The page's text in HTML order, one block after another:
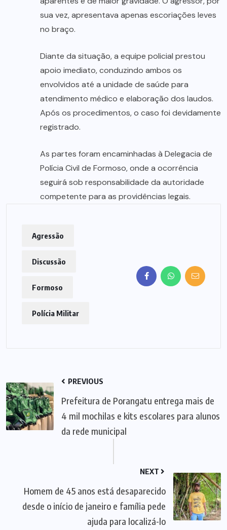
sua vez, apresentava apenas escoriações leves
no braço.
Diante da situação, a equipe policial prestou
apoio imediato, conduzindo ambos os
envolvidos até a unidade de saúde para
atendimento médico e elaboração dos laudos.
Após os procedimentos, o caso foi devidamente
registrado.
As partes foram encaminhadas à Delegacia de
Polícia Civil de Formoso, onde a ocorrência
seguirá sob responsabilidade da autoridade
competente para as providências legais.
Agressão
Discussão
Formoso
Polícia Militar
PREVIOUS
Prefeitura de Porangatu entrega mais de
4 mil mochilas e kits escolares para alunos
da rede municipal
NEXT
Homem de 45 anos está desaparecido
desde o início de janeiro e família pede
ajuda para localizá-lo